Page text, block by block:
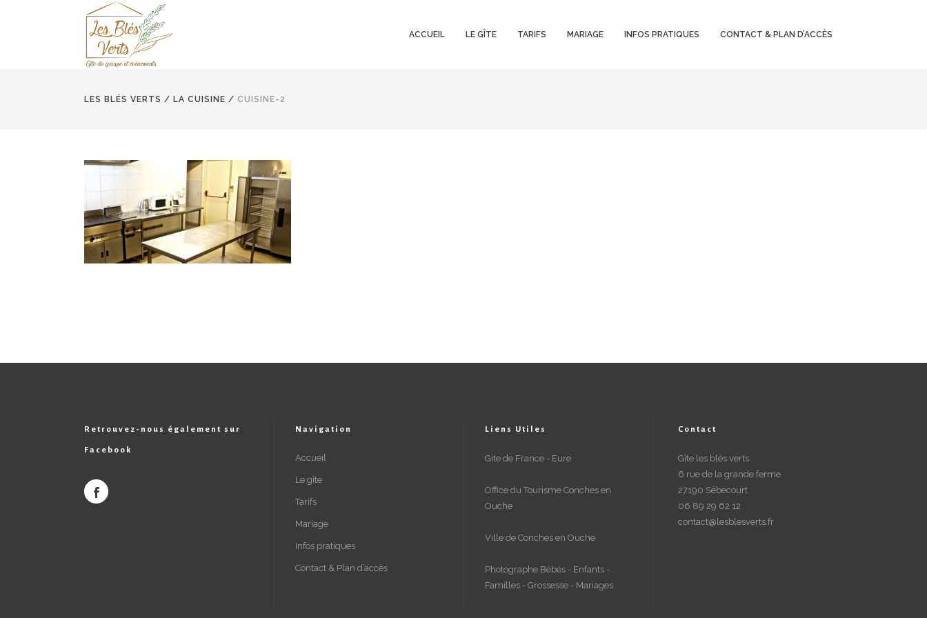
ACCUEIL LE GÎTE TARIFS MARIAGE INFOS PRATIQUES CONTACT & PLAN D’ACCÈS
LES BLÉS VERTS / LA CUISINE / CUISINE-2
Retrouvez-nous également sur
Facebook
Navigation
Accueil
Le gîte
Tarifs
Mariage
Infos pratiques
Contact & Plan d’accès
Liens Utiles
Gite de France - Eure
Office du Tourisme Conches en
Ouche
Ville de Conches en Ouche
Photographe Bébés - Enfants -
Familles - Grossesse - Mariages
Contact
Gîte les blés verts
6 rue de la grande ferme
27190 Sébecourt
06 89 29 62 12
contact@lesblesverts.fr